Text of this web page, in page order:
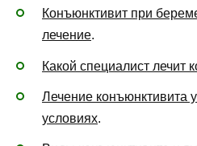
Конъюнктивит при
лечение.
Какой специалист лечит
Лечение конъюнктивита
условиях.